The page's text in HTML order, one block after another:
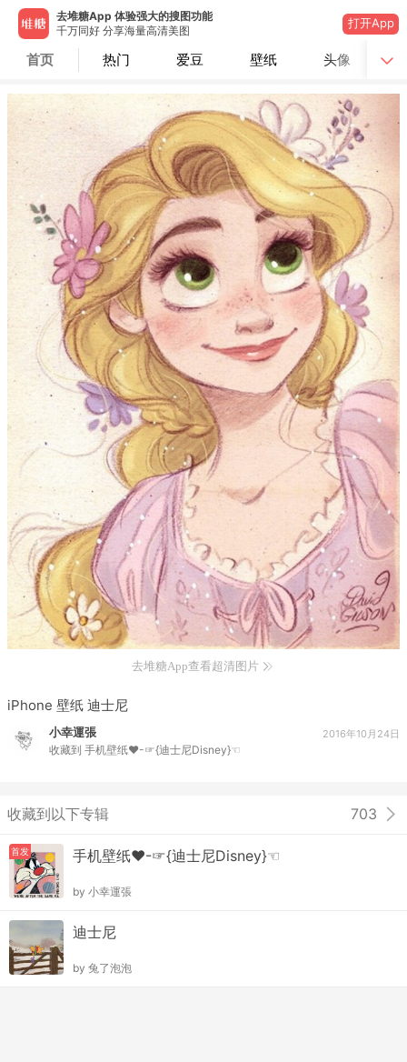
去堆糖App 体验强大的搜图功能
千万同好 分享海量高清美图
打开App
首页 热门 爱豆 壁纸 头像
去堆糖App查看超清图片
iPhone 壁纸 迪士尼
小幸運張
收藏到 手机壁纸♥-☞{迪士尼Disney}☜
2016年10月24日
收藏到以下专辑 703
首发 手机壁纸♥-☞{迪士尼Disney}☜
by 小幸運張
迪士尼
by 兔了泡泡